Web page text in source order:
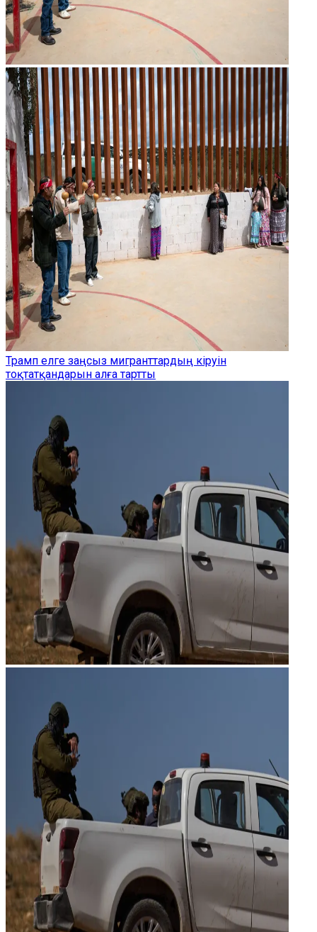
Трамп елге заңсыз мигранттардың кіруін
тоқтатқандарын алға тартты